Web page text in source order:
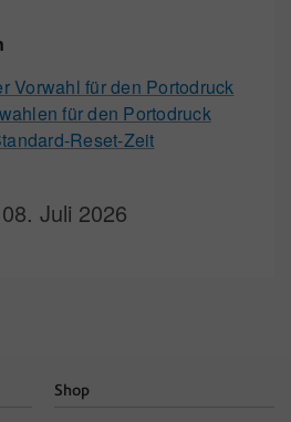
Vorwahl für den Portodruck
für den Portodruck
Reset-Zeit
Juli 2026
Shop